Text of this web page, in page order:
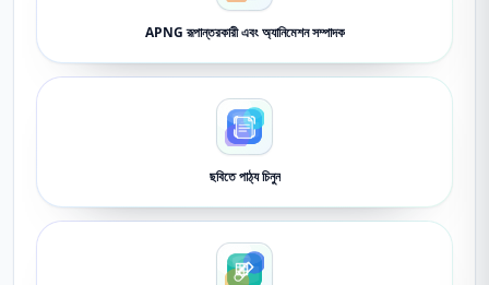
APNG রূপান্তরকারী এবং অ্যানিমেশন সম্পাদক
ছবিতে পাঠ্য চিনুন